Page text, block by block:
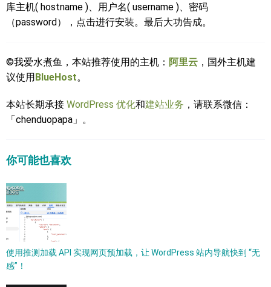
库主机( hostname )、用户名( username )、密码
（password），点击进行安装。最后大功告成。
©我爱水煮鱼，本站推荐使用的主机： 阿里云 ，国外主机建
议使用BlueHost。
本站长期承接 WordPress 优化和建站业务 ，请联系微信：
「chenduopapa」。
你可能也喜欢
使用推测加载 API 实现网页预加载，让 WordPress 站内导航快到 “无
感”！